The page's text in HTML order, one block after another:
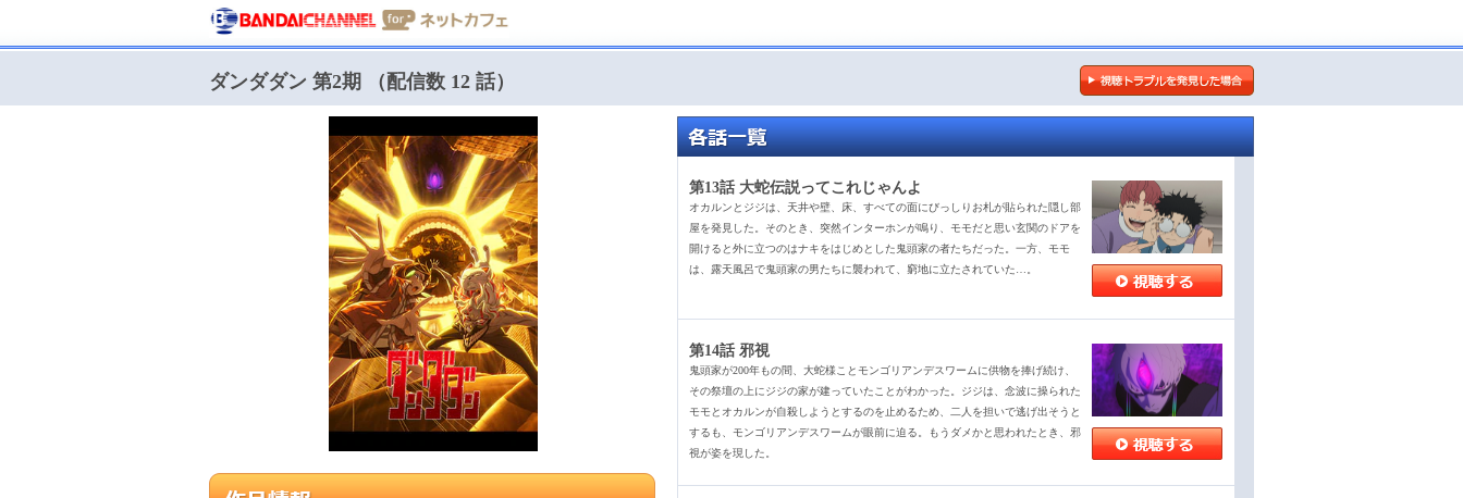
ダンダダン 第2期 （配信数 12 話）
第13話 大蛇伝説ってこれじゃんよ
オカルンとジジは、天井や壁、床、すべての面にびっしりお札が貼られた隠し部
屋を発見した。そのとき、突然インターホンが鳴り、モモだと思い玄関のドアを
開けると外に立つのはナキをはじめとした鬼頭家の者たちだった。一方、モモ
は、露天風呂で鬼頭家の男たちに襲われて、窮地に立たされていた…。
第14話 邪視
鬼頭家が200年もの間、大蛇様ことモンゴリアンデスワームに供物を捧げ続け、
その祭壇の上にジジの家が建っていたことがわかった。ジジは、念波に操られた
モモとオカルンが自殺しようとするのを止めるため、二人を担いで逃げ出そうと
するも、モンゴリアンデスワームが眼前に迫る。もうダメかと思われたとき、邪
視が姿を現した。